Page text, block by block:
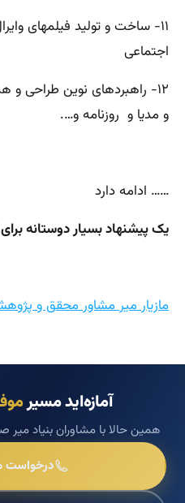
۱۱- ساخت و تولید فیلمهای
اجتماعی
۱۲- راهبردهای نوین طراحی و
و مدیا و روزنامه و….
…… ادامه دارد
یک پیشنهاد بسیار دوستانه برای
مازیار میر مشاور محقق و
آمازه‌اید مسیر
همین حالا با مشاوران بنیاد میر
درخواست